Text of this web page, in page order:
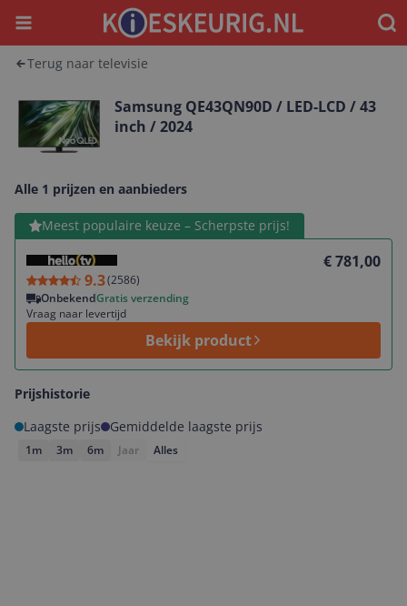
Menu
Terug naar televisie
Samsung QE43QN90D / LED-LCD / 43
inch / 2024
Alle 1 prijzen en aanbieders
Meest populaire keuze – Scherpste prijs!
9.3(2586)
€ 781,00
OnbekendGratis verzending
Vraag naar levertijd
Bekijk product
Bekijk product
Prijshistorie
Laagste prijs
Gemiddelde laagste prijs
1m 3m 6m Jaar Alles